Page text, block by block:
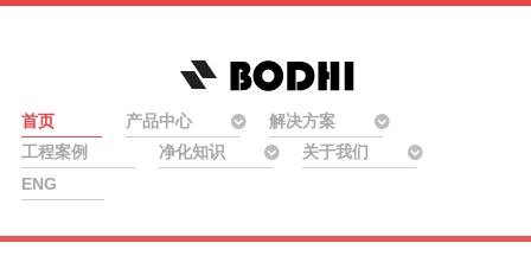
首页 产品中心
解决方案
工程案例
净化知识
关于我们
ENG